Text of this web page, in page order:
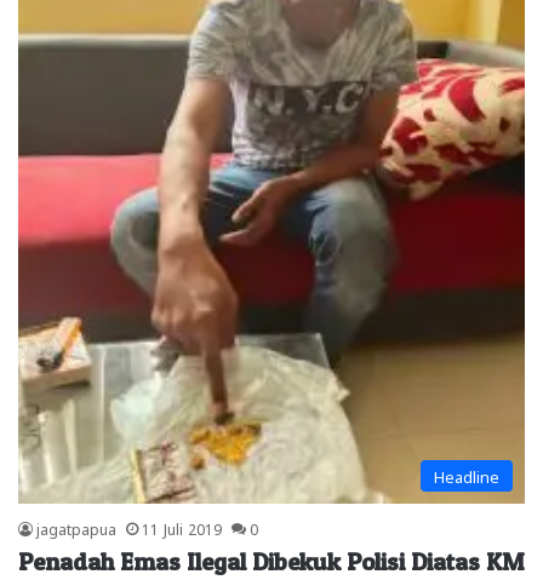
Headline
jagatpapua 11 Juli 2019 0
Penadah Emas Ilegal Dibekuk Polisi Diatas KM